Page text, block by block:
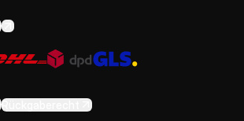
Rückgaberecht